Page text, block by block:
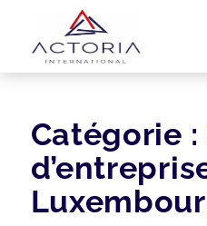
Catégorie :